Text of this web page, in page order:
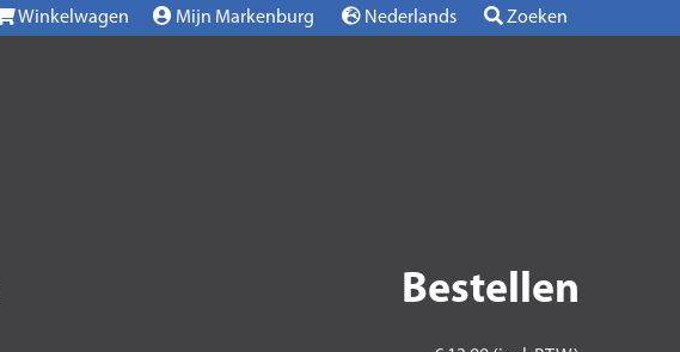
Winkelwagen Mijn Markenburg Nederlands Zoeken
Bestellen